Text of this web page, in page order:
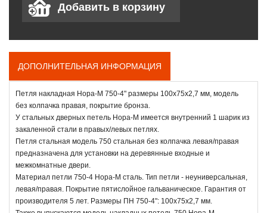
ДОПОЛНИТЕЛЬНАЯ ИНФОРМАЦИЯ
Петля накладная Нора-М 750-4" размеры 100х75х2,7 мм, модель
без колпачка правая, покрытие бронза.
У стальных дверных петель Нора-М имеется внутренний 1 шарик из
закаленной стали в правых/левых петлях.
Петля стальная модель 750 стальная без колпачка левая/правая
предназначена для установки на деревянные входные и
межкомнатные двери.
Материал петли 750-4 Нора-М сталь. Тип петли - неуниверсальная,
левая/правая. Покрытие пятислойное гальваническое. Гарантия от
производителя 5 лет. Размеры ПН 750-4": 100x75х2,7 мм.